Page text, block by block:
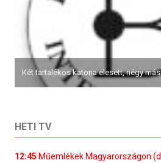
Két tartalékos katona elesett, négy
HETI TV